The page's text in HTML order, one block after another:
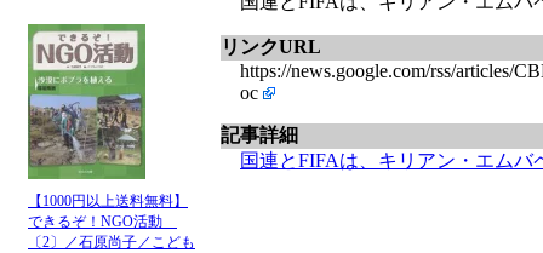
【1000円以上送料無料】
できるぞ！NGO活動
〔2〕／石原尚子／こども
リンクURL
https://news.google.com/rss/
oc
記事詳細
国連とFIFAは、キリアン・エム